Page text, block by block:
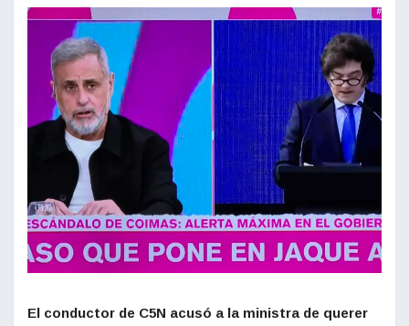
El conductor de C5N acusó a la ministra de querer